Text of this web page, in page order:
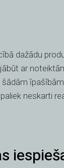
dažādu
ar
neskarti